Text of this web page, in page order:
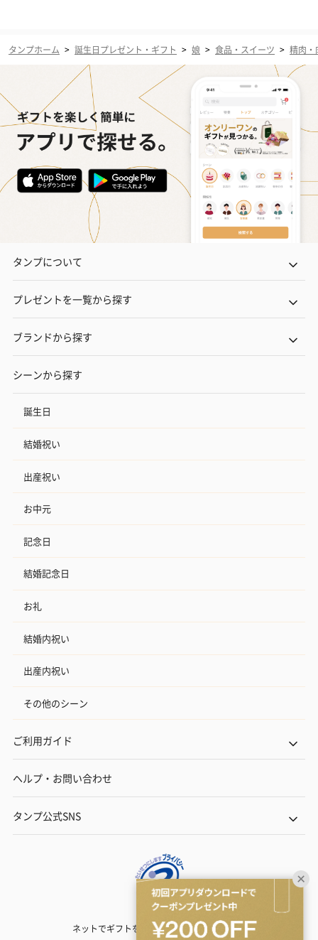
タンプホーム > 誕生日プレゼント・ギフト > 娘 > 食品・スイーツ > 精肉・
タンプについて
プレゼントを一覧から探す
ブランドから探す
シーンから探す
誕生日
結婚祝い
出産祝い
お中元
記念日
結婚記念日
お礼
結婚内祝い
出産内祝い
その他のシーン
ご利用ガイド
ヘルプ・お問い合わせ
タンプ公式SNS
ネットでギフトを贈るなら | TANP（タンプ）